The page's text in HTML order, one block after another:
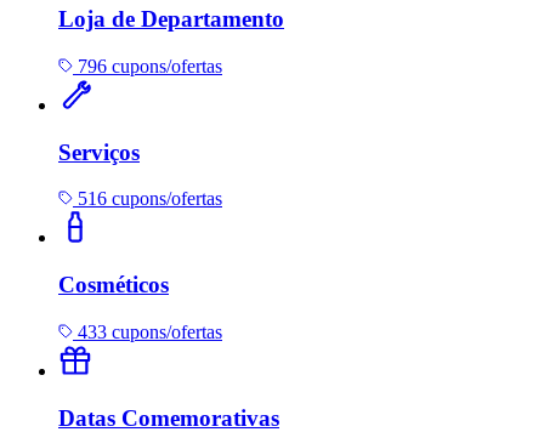
Loja de Departamento
796 cupons/ofertas
Serviços
516 cupons/ofertas
Cosméticos
433 cupons/ofertas
Datas Comemorativas